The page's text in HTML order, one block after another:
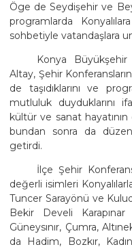
Öge de Seydişehir ve
programlarda
sohbetiyle vatandaşlara
Konya
Altay, Şehir
de taşıdıklarını ve
mutluluk duyduklarını
kültür ve sanat
bundan sonra da
getirdi.
İlçe Şehir
değerli isimleri
Tuncer Sarayönü ve
Bekir Develi Karapınar
Güneysınır, Çumra,
da Hadim, Bozkır,